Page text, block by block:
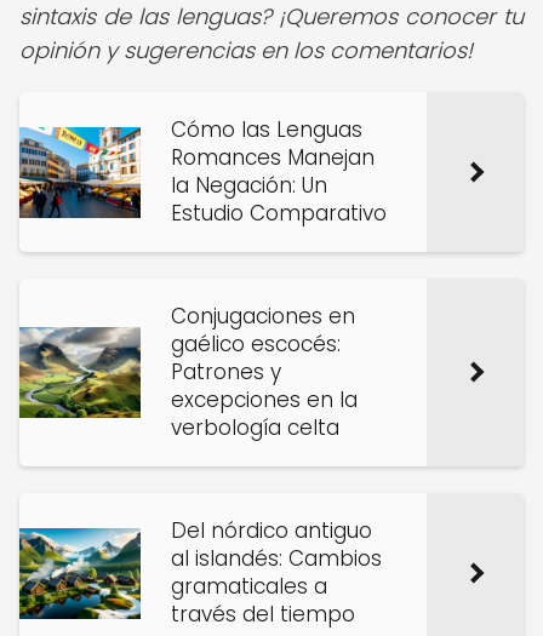
sintaxis de las lenguas? ¡Queremos conocer tu
opinión y sugerencias en los comentarios!
Cómo las Lenguas
Romances Manejan
la Negación: Un
Estudio Comparativo
Conjugaciones en
gaélico escocés:
Patrones y
excepciones en la
verbología celta
Del nórdico antiguo
al islandés: Cambios
gramaticales a
través del tiempo